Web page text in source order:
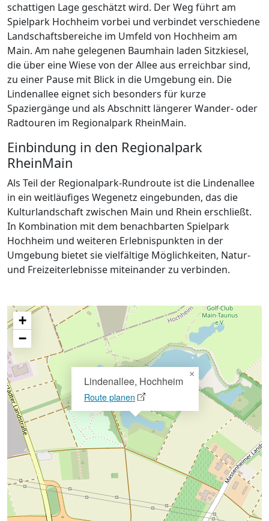
schattigen Lage geschätzt wird. Der Weg führt am
Spielpark Hochheim vorbei und verbindet verschiedene
Landschaftsbereiche im Umfeld von Hochheim am
Main. Am nahe gelegenen Baumhain laden Sitzkiesel,
die über eine Wiese von der Allee aus erreichbar sind,
zu einer Pause mit Blick in die Umgebung ein. Die
Lindenallee eignet sich besonders für kurze
Spaziergänge und als Abschnitt längerer Wander- oder
Radtouren im Regionalpark RheinMain.
Einbindung in den Regionalpark
RheinMain
Als Teil der Regionalpark-Rundroute ist die Lindenallee
in ein weitläufiges Wegenetz eingebunden, das die
Kulturlandschaft zwischen Main und Rhein erschließt.
In Kombination mit dem benachbarten Spielpark
Hochheim und weiteren Erlebnispunkten in der
Umgebung bietet sie vielfältige Möglichkeiten, Natur-
und Freizeiterlebnisse miteinander zu verbinden.
Lindenallee, Hochheim
Route planen
×
+
−